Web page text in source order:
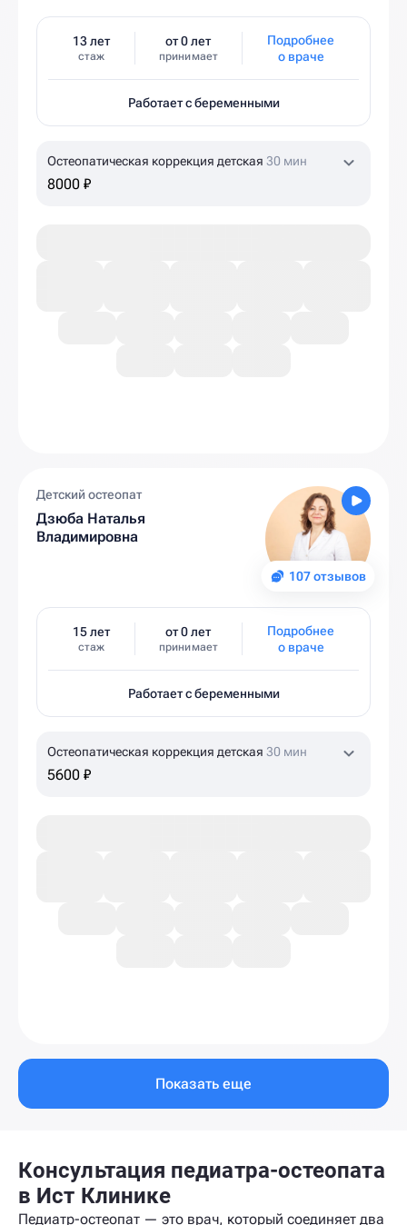
13 лет
стаж
от 0 лет
принимает
Подробнее
о враче
Работает с беременными
Остеопатическая коррекция детская 30 мин
8000 ₽
107 отзывов
Детский остеопат
Дзюба Наталья
Владимировна
15 лет
стаж
от 0 лет
принимает
Подробнее
о враче
Работает с беременными
Остеопатическая коррекция детская 30 мин
5600 ₽
Показать еще
Консультация педиатра-остеопата
в Ист Клинике
Педиатр-остеопат — это врач, который соединяет два